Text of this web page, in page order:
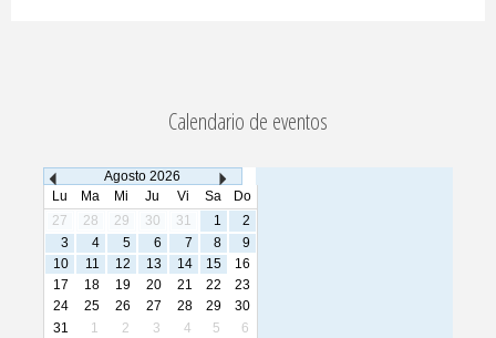
Calendario de eventos
Agosto 2026
Lu
Ma Mi Ju Vi Sa
Do
27
28 29 30 31 1
2
3
4 5 6 7 8
9
10
11 12 13 14 15
16
17
18 19 20 21 22
23
24
25 26 27 28 29
30
31
1 2 3 4 5 6